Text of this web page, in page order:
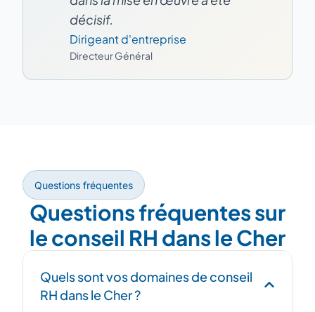
décisif.
Dirigeant d'entreprise
Directeur Général
Questions fréquentes
Questions fréquentes sur
le conseil RH dans le Cher
Quels sont vos domaines de conseil
RH dans le Cher ?